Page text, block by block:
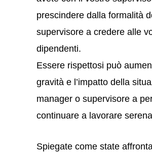
prescindere dalla formalità
supervisore a credere alle
dipendenti.
Essere rispettosi può
gravità e l’impatto della
manager o supervisore a
continuare a lavorare
Spiegate come state